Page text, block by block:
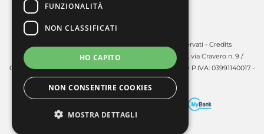
Copyright © 2025 - Guardini S.p.A. Tutti i diritti riservati - Credits
Guardini S.p.A. - Sede legale in Volpiano (TO) - 10088, via Cravero n. 9 /
Capitale sociale: € 450.000,00 i.v. - R.E.A. TO: 606141 C.F. e P.IVA: 03991140017 -
PEC:guardinispa@pec.unonet.it
FUNZIONALITÀ
NON CLASSIFICATI
HO CAPITO
NON CONSENTIRE COOKIES
MOSTRA DETTAGLI